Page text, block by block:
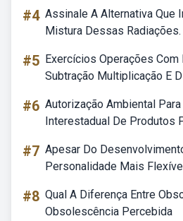
#4 Assinale A Alternativa Que
Mistura Dessas Radiações.
#5 Exercícios Operações Com
Subtração Multiplicação E
#6 Autorização Ambiental
Interestadual De Produtos
#7 Apesar Do
Personalidade Mais
#8 Qual A Diferença Entre
Obsolescência Percebida